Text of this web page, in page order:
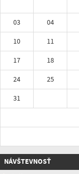
03
04
10
11
17
18
24
25
31
NÁVŠTEVNOSŤ